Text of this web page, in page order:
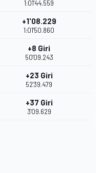
1:01'44.559
+1'08.229
1:01'50.860
+8 Giri
50'09.243
+23 Giri
52'39.479
+37 Giri
3'09.629